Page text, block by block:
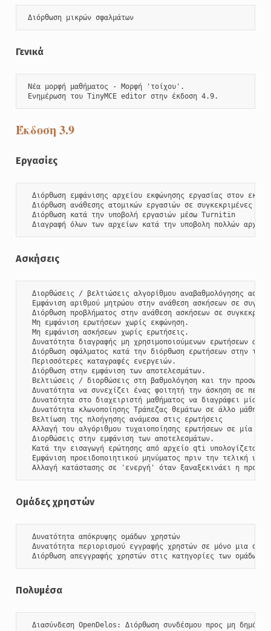
Διόρθωση μικρών σφαλμάτων
Γενικά
Νέα μορφή μαθήματος - Μορφή 'τοίχου'.
Ενημέρωση του TinyMCE editor στην έκδοση 4.9.
Έκδοση 3.9
Εργασίες
Διόρθωση εμφάνισης αρχείου εκφώνησης εργασίας στον
Διόρθωση ανάθεσης ατομικών εργασιών σε συγκεκριμένες
  Διόρθωση κατά την υποβολή εργασιών μέσω Turnitin
Διαγραφή όλων των αρχείων κατά την υποβολη πολλών
Ασκήσεις
Διορθώσεις / βελτιώσεις αλγορίθμου αναβαθμολόγησης
Εμφάνιση αριθμού μητρώου στην ανάθεση ασκήσεων σε
Διόρθωση προβλήματος στην ανάθεση ασκήσεων σε
  Μη εμφάνιση ερωτήσεων χωρίς εκφώνηση.
  Μη εμφάνιση ασκήσεων χωρίς ερωτήσεις.
Δυνατότητα διαγραφής μη χρησιμοποιούμενων ερωτήσεων από
Διόρθωση σφάλματος κατά την διόρθωση ερωτήσεων στην
  Περισσότερες καταγραφές ενεργειών.
  Διόρθωση στην εμφάνιση των αποτελεσμάτων.
Βελτιώσεις / διορθώσεις στη βαθμολόγηση και την
Δυνατότητα να συνεχίζει ένας φοιτητή την άσκηση σε
Δυνατότητα στο διαχειριστή μαθήματος να διαγράφει μία
Δυνατότητα κλωνοποίησης Τράπεζας θεμάτων σε άλλο μάθημα
  Βελτίωση της πλοήγησης ανάμεσα στις ερωτήσεις
Αλλαγή του αλγόριθμου τυχαιοποίησης ερωτήσεων σε μία
  Διορθώσεις στην εμφάνιση των αποτελεσμάτων.
Κατά την εισαγωγή ερώτησης από αρχείο qti υπολογίζεται
Εμφάνιση προειδοποιητικού μηνύματος πριν την τελική
Αλλαγή κατάστασης σε 'ενεργή' όταν ξαναξεκινάει η
Ομάδες χρηστών
  Δυνατότητα απόκρυψης ομάδων χρηστών
Δυνατότητα περιορισμού εγγραφής χρηστών σε μόνο μια
Διόρθωση απεγγραφής χρηστών στις κατηγορίες των ομάδων
Πολυμέσα
Διασύνδεση OpenDelos: Διόρθωση συνδέσμου προς μη